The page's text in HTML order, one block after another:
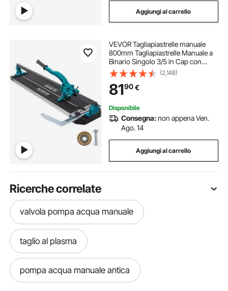
Aggiungi al carrello
VEVOR Tagliapiastrelle manuale
800mm Tagliapiastrelle Manuale a
Binario Singolo 3/5 in Cap con
Strumenti di Taglio Manuale con
Posizionamento Preciso del Laser
(2,148)
8190€
Disponibile
Consegna:non appena Ven.
Ago. 14
Aggiungi al carrello
Ricerche correlate
valvola pompa acqua manuale
taglio al plasma
pompa acqua manuale antica